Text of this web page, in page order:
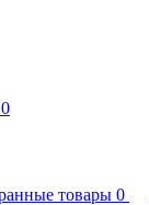
0
товары 0